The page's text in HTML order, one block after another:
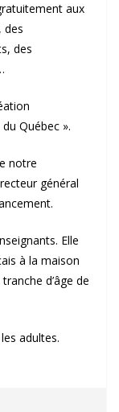
aux
des
des
Québec ».
notre
général
Elle
à la maison
d’âge de
adultes.